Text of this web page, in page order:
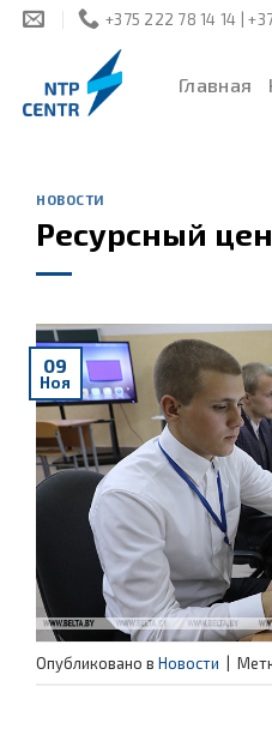
Skip
+375 222 78 14 14 |
Главная
НОВОСТИ
Ресурсный
09
Ноя
Опубликовано в Новости